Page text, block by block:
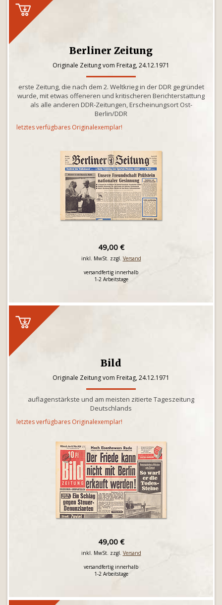
Berliner Zeitung
Originale Zeitung vom Freitag, 24.12.1971
erste Zeitung, die nach dem 2. Weltkrieg in der DDR gegründet
wurde, mit etwas offeneren und kritischeren Berichterstattung
als alle anderen DDR-Zeitungen, Erscheinungsort Ost-
Berlin/DDR
letztes verfügbares Originalexemplar!
49,00 €
inkl. MwSt. zzgl. Versand
versandfertig innerhalb
1-2 Arbeitstage
Bild
Originale Zeitung vom Freitag, 24.12.1971
auflagenstärkste und am meisten zitierte Tageszeitung
Deutschlands
letztes verfügbares Originalexemplar!
49,00 €
inkl. MwSt. zzgl. Versand
versandfertig innerhalb
1-2 Arbeitstage